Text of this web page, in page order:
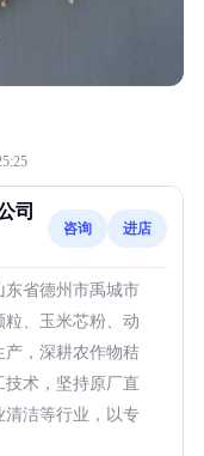
司
咨询 进店
东省德州市禹城市
粒、玉米芯粉、动
产，深耕农作物秸
术，坚持原厂直
清洁等行业，以专